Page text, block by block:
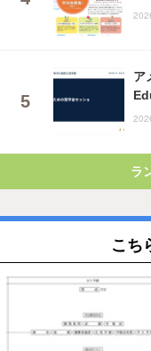
ア
ラ
こち